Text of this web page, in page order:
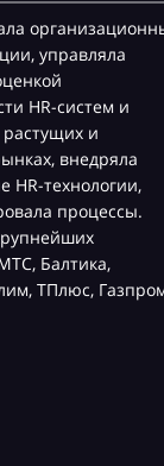
управляла
HR-систем и
и
внедряла
HR-технологии,
процессы.
Балтика,
ТПлюс,